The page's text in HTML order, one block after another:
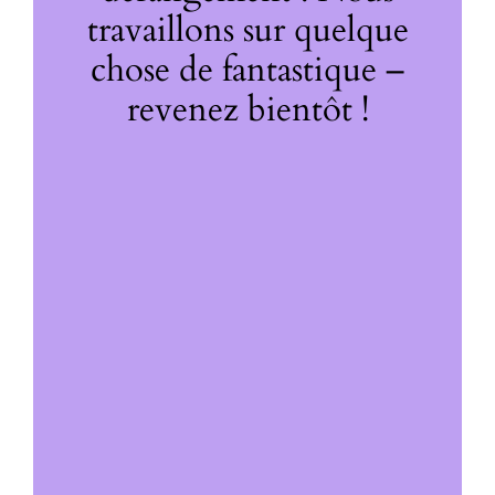
travaillons sur quelque
chose de fantastique –
revenez bientôt !